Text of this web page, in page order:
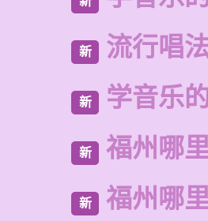
新 流行唱
新 学音乐
新 福州哪
新 福州哪